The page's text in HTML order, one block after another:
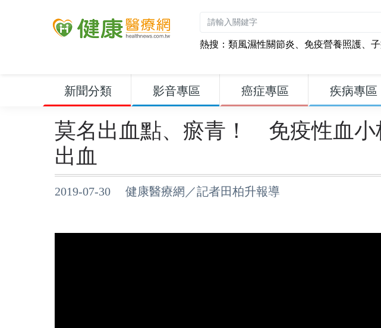
熱搜： 類風濕性關節炎、 免疫營養照護、
新聞分類 影音專區 癌症專區 疾病專區
莫名出血點、瘀青！ 免疫性血小
出血
2019-07-30 健康醫療網／記者田柏升報導